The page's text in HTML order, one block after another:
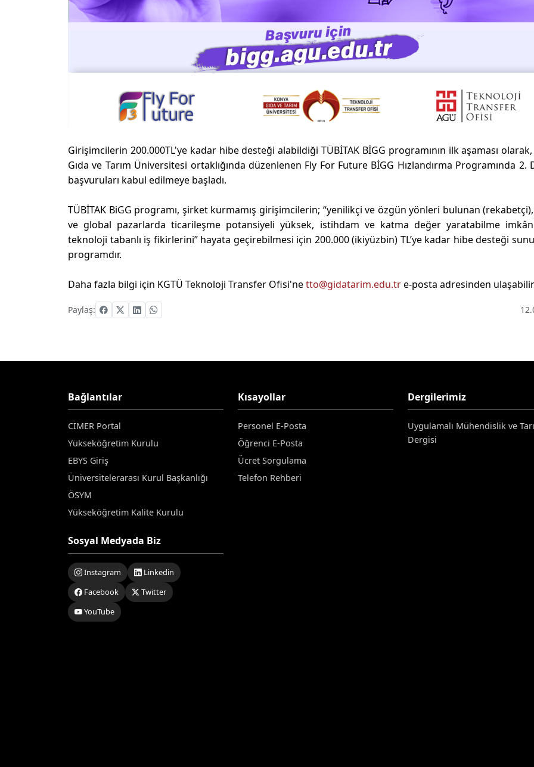
Girişimcilerin 200.000TL'ye kadar hibe desteği alabildiği TÜBİTAK BİGG programının ilk aşaması
Gıda ve Tarım Üniversitesi ortaklığında düzenlenen Fly For Future BİGG Hızlandırma Programında 2.
başvuruları kabul edilmeye başladı.
TÜBİTAK BiGG programı, şirket kurmamış girişimcilerin; “yenilikçi ve özgün yönleri bulunan
ve global pazarlarda ticarileşme potansiyeli yüksek, istihdam ve katma değer yaratabilme
teknoloji tabanlı iş fikirlerini” hayata geçirebilmesi için 200.000 (ikiyüzbin) TL’ye kadar hibe desteği
programdır.
Daha fazla bilgi için KGTÜ Teknoloji Transfer Ofisi'netto@gidatarim.edu.tre-posta adresinden
Paylaş:
Bağlantılar
CİMER Portal
Yükseköğretim Kurulu
EBYS Giriş
Üniversitelerarası Kurul Başkanlığı
ÖSYM
Yükseköğretim Kalite Kurulu
Sosyal Medyada Biz
Instagram
Linkedin
Facebook
Twitter
YouTube
Kısayollar
Personel E-Posta
Öğrenci E-Posta
Ücret Sorgulama
Telefon Rehberi
Dergilerimiz
Uygulamalı Mühendislik ve
Dergisi